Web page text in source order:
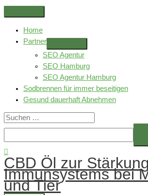
Zum
Inhalt
springen
Above
Header
Home
Partner
SEO Agentur
SEO Hamburg
SEO Agentur Hamburg
Sodbrennen für immer beseitigen
Gesund dauerhaft Abnehmen
Suchen
nach:
CBD Öl zur
Immunsystems bei
und Tier